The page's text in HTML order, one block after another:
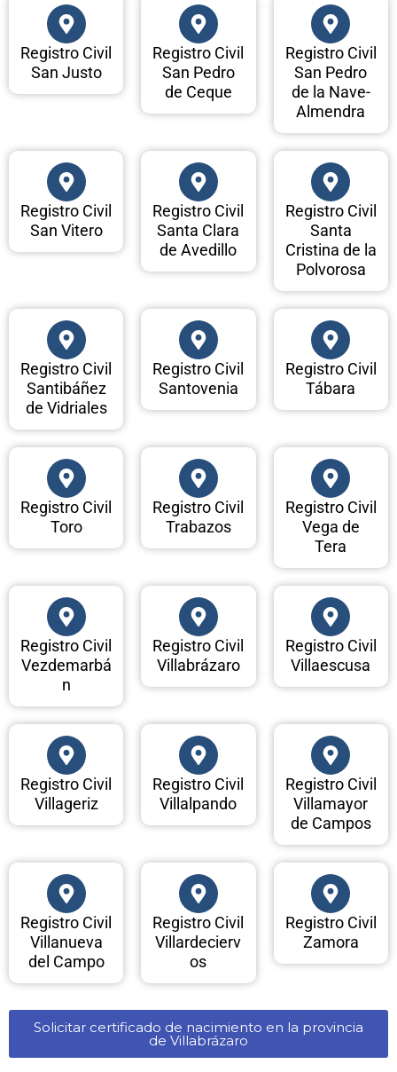
Registro Civil
San Justo
Registro Civil
San Pedro
de Ceque
Registro Civil
San Pedro
de la Nave-
Almendra
Registro Civil
San Vitero
Registro Civil
Santa Clara
de Avedillo
Registro Civil
Santa
Cristina de la
Polvorosa
Registro Civil
Santibáñez
de Vidriales
Registro Civil
Santovenia
Registro Civil
Tábara
Registro Civil
Toro
Registro Civil
Trabazos
Registro Civil
Vega de
Tera
Registro Civil
Vezdemarbá
n
Registro Civil
Villabrázaro
Registro Civil
Villaescusa
Registro Civil
Villageriz
Registro Civil
Villalpando
Registro Civil
Villamayor
de Campos
Registro Civil
Villanueva
del Campo
Registro Civil
Villardecierv
os
Registro Civil
Zamora
Solicitar certificado de nacimiento en la provincia
de Villabrázaro​